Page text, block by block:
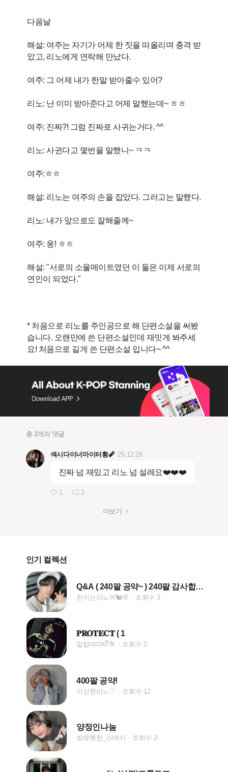
다음날
해설: 여주는 자기가 어제 한 짓을 떠올리며 충격 받
았고, 리노에게 연락해 만났다.
여주: 그 어제 내가 한말 받아줄수 있어?
리노: 난 이미 받아준다고 어제 말했는데~ ㅎㅎ
여주: 진짜?! 그럼 진짜로 사귀는거다. ^^
리노: 사귄다고 몇번을 말했니~ ㅋㅋ
여주:ㅎㅎ
해설: 리노는 여주의 손을 잡았다. 그러고는 말했다.
리노: 내가 앞으로도 잘해줄께~
여주: 웅! ㅎㅎ
해설: "서로의 소울메이트였던 이 둘은 이제 서로의
연인이 되었다."
* 처음으로 리노를 주인공으로 해 단편소설을 써봤
습니다. 오랜만에 쓴 단편소설인데 재밋게 봐주세
요! 처음으로 길게 쓴 단편소설 입니다~ ^^
총 2개의 댓글
섹시다이너마이터황🧨 25.12.28
진짜 넘 재밌고 리노 넘 설레요❤️❤️❤️
1 1
더보기
인기 컬렉션
Q&A ( 240팔 공약~ ) 240팔 감사합니다ㅏㅏ
한이는리노꺼🐿🐰 조회수 3
𝐏𝐑𝐎𝐓𝐄𝐂𝐓 ( 1
알럽땨땨🐶ᩚ🌀 조회수 2
400팔 공약!
이상한리노♡ 조회수 12
양정인나눔
쌈@뽕한_스테이 조회수 2